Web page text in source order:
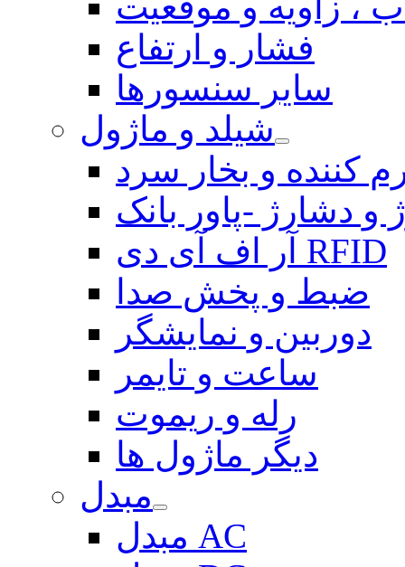
فشار و ارتفاع
سایر سنسورها
شیلد و ماژول
کننده و بخار سرد
و دشارژ -پاور بانک
آر اف آی دی RFID
ضبط و پخش صدا
دوربین و نمایشگر
ساعت و تایمر
رله و ریموت
دیگر ماژول ها
مبدل
مبدل AC